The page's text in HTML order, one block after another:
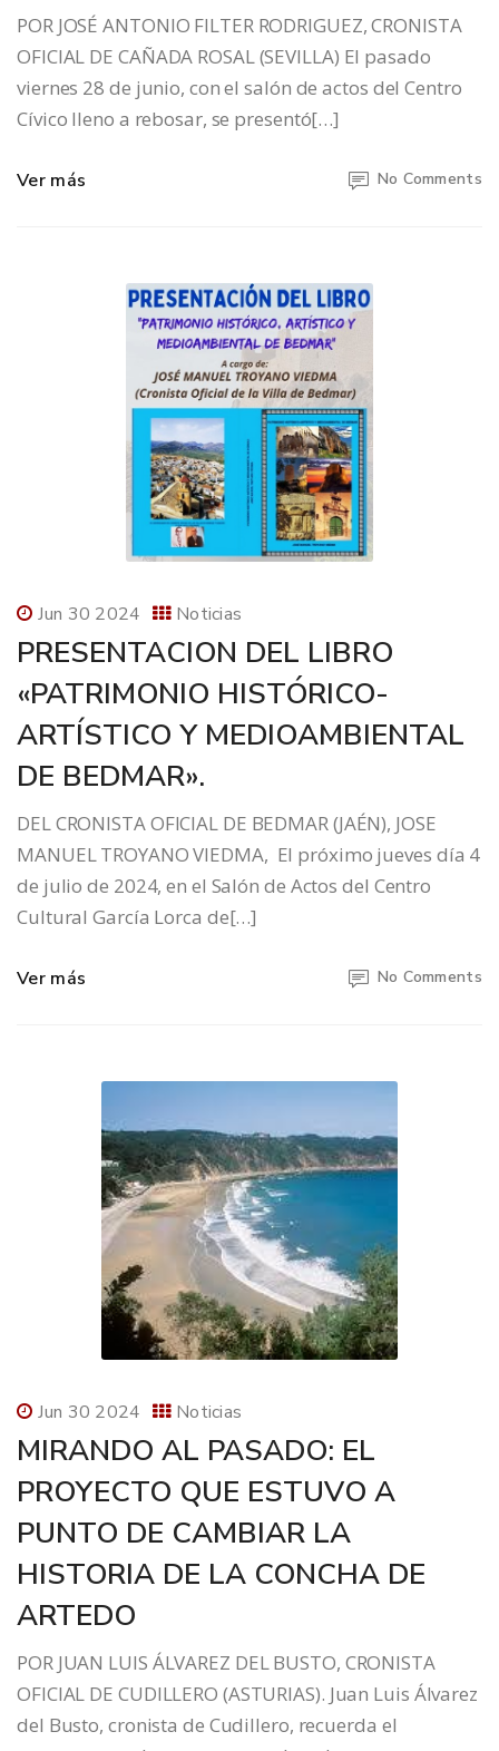
POR JOSÉ ANTONIO FILTER RODRIGUEZ, CRONISTA
OFICIAL DE CAÑADA ROSAL (SEVILLA) El pasado
viernes 28 de junio, con el salón de actos del Centro
Cívico lleno a rebosar, se presentó[…]
Ver más No Comments
Jun 30 2024 Noticias
PRESENTACION DEL LIBRO
«PATRIMONIO HISTÓRICO-
ARTÍSTICO Y MEDIOAMBIENTAL
DE BEDMAR».
DEL CRONISTA OFICIAL DE BEDMAR (JAÉN), JOSE
MANUEL TROYANO VIEDMA, El próximo jueves día 4
de julio de 2024, en el Salón de Actos del Centro
Cultural García Lorca de[…]
Ver más No Comments
Jun 30 2024 Noticias
MIRANDO AL PASADO: EL
PROYECTO QUE ESTUVO A
PUNTO DE CAMBIAR LA
HISTORIA DE LA CONCHA DE
ARTEDO
POR JUAN LUIS ÁLVAREZ DEL BUSTO, CRONISTA
OFICIAL DE CUDILLERO (ASTURIAS). Juan Luis Álvarez
del Busto, cronista de Cudillero, recuerda el